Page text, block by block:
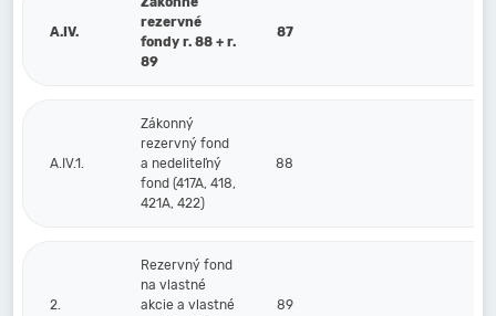
A.IV.
rezervné
fondy r. 88 + r.
89
87
A.IV.1.
Zákonný
rezervný fond
a nedeliteľný
fond (417A, 418,
421A, 422)
88
2.
Rezervný fond
na vlastné
akcie a vlastné
89